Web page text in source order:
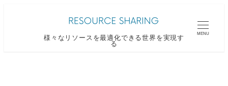
様々なリソースを最適化できる世界を実現す
る
MENU